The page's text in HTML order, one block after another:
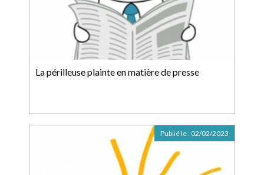
La périlleuse plainte en matière de presse
Publié le : 02/02/2023